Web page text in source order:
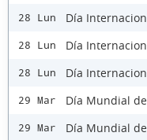
28 Lun Día
28 Lun Día
28 Lun Día
29 Mar Día Mundial
29 Mar Día Mundial